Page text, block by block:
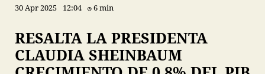
30 Apr 2025 12:04 6 min
RESALTA LA PRESIDENTA
CLAUDIA SHEINBAUM